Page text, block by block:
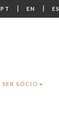
PT | EN | ES
SER SÓCIO